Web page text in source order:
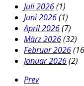
Juli 2026(1)
Juni 2026(1)
April 2026(7)
März 2026(32)
Februar 2026
Januar 2026(2)
Prev